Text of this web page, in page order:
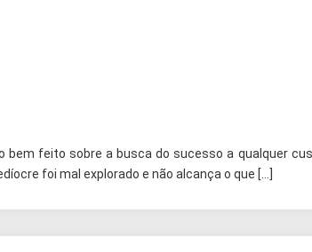
feito sobre a busca do sucesso a qualquer
foi mal explorado e não alcança o que […]